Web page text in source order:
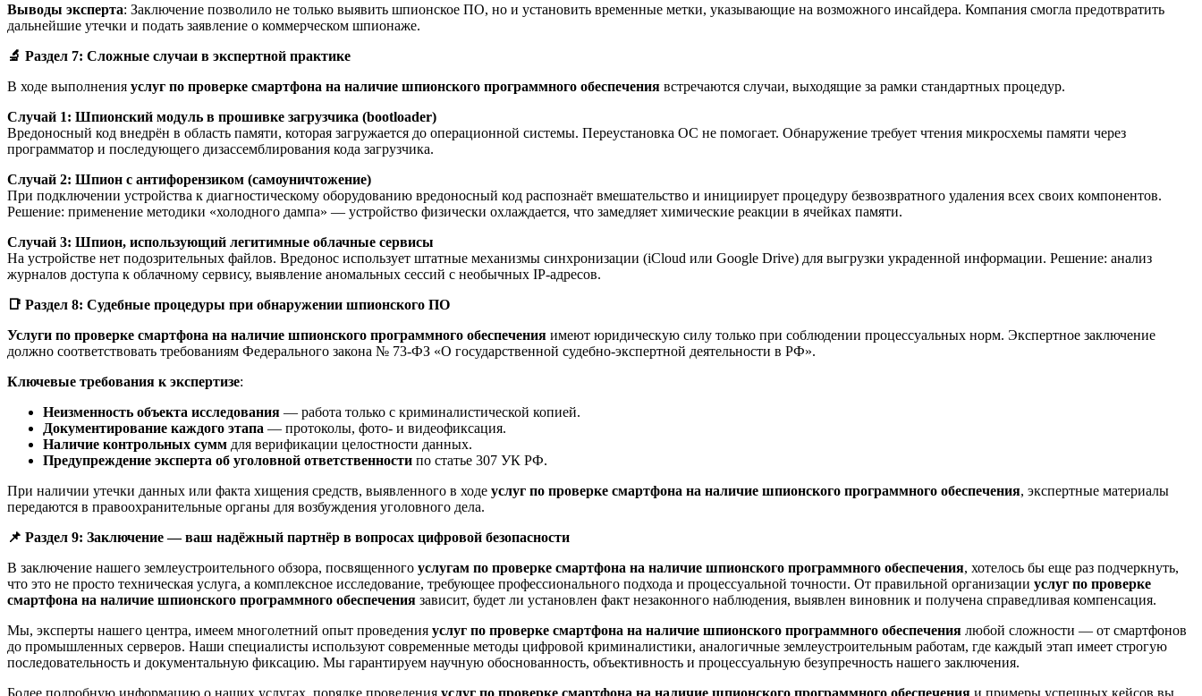
Выводы эксперта: Заключение позволило не только выявить шпионское ПО, но и установить временные метки, указывающие на возможного инсайдера. Компания смогла предотвратить
дальнейшие утечки и подать заявление о коммерческом шпионаже.
🔬 Раздел 7: Сложные случаи в экспертной практике
В ходе выполнения услуг по проверке смартфона на наличие шпионского программного обеспечения встречаются случаи, выходящие за рамки стандартных процедур.
Случай 1: Шпионский модуль в прошивке загрузчика (bootloader)
Вредоносный код внедрён в область памяти, которая загружается до операционной системы. Переустановка ОС не помогает. Обнаружение требует чтения микросхемы памяти через
программатор и последующего дизассемблирования кода загрузчика.
Случай 2: Шпион с антифорензиком (самоуничтожение)
При подключении устройства к диагностическому оборудованию вредоносный код распознаёт вмешательство и инициирует процедуру безвозвратного удаления всех своих компонентов.
Решение: применение методики «холодного дампа» — устройство физически охлаждается, что замедляет химические реакции в ячейках памяти.
Случай 3: Шпион, использующий легитимные облачные сервисы
На устройстве нет подозрительных файлов. Вредонос использует штатные механизмы синхронизации (iCloud или Google Drive) для выгрузки украденной информации. Решение: анализ
журналов доступа к облачному сервису, выявление аномальных сессий с необычных IP-адресов.
📑 Раздел 8: Судебные процедуры при обнаружении шпионского ПО
Услуги по проверке смартфона на наличие шпионского программного обеспечения имеют юридическую силу только при соблюдении процессуальных норм. Экспертное заключение
должно соответствовать требованиям Федерального закона № 73-ФЗ «О государственной судебно-экспертной деятельности в РФ».
Ключевые требования к экспертизе:
Неизменность объекта исследования — работа только с криминалистической копией.
Документирование каждого этапа — протоколы, фото- и видеофиксация.
Наличие контрольных сумм для верификации целостности данных.
Предупреждение эксперта об уголовной ответственности по статье 307 УК РФ.
При наличии утечки данных или факта хищения средств, выявленного в ходе услуг по проверке смартфона на наличие шпионского программного обеспечения, экспертные материалы
передаются в правоохранительные органы для возбуждения уголовного дела.
📌 Раздел 9: Заключение — ваш надёжный партнёр в вопросах цифровой безопасности
В заключение нашего землеустроительного обзора, посвященного услугам по проверке смартфона на наличие шпионского программного обеспечения, хотелось бы еще раз подчеркнуть,
что это не просто техническая услуга, а комплексное исследование, требующее профессионального подхода и процессуальной точности. От правильной организации услуг по проверке
смартфона на наличие шпионского программного обеспечения зависит, будет ли установлен факт незаконного наблюдения, выявлен виновник и получена справедливая компенсация.
Мы, эксперты нашего центра, имеем многолетний опыт проведения услуг по проверке смартфона на наличие шпионского программного обеспечения любой сложности — от смартфонов
до промышленных серверов. Наши специалисты используют современные методы цифровой криминалистики, аналогичные землеустроительным работам, где каждый этап имеет строгую
последовательность и документальную фиксацию. Мы гарантируем научную обоснованность, объективность и процессуальную безупречность нашего заключения.
Более подробную информацию о наших услугах, порядке проведения услуг по проверке смартфона на наличие шпионского программного обеспечения и примеры успешных кейсов вы